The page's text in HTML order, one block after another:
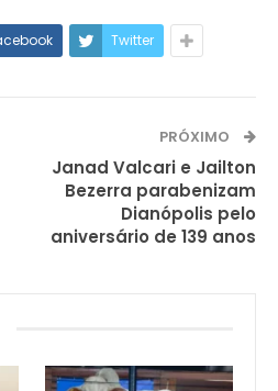
Twitter
PRÓXIMO
Janad Valcari e Jailton
Bezerra parabenizam
Dianópolis pelo
aniversário de 139 anos